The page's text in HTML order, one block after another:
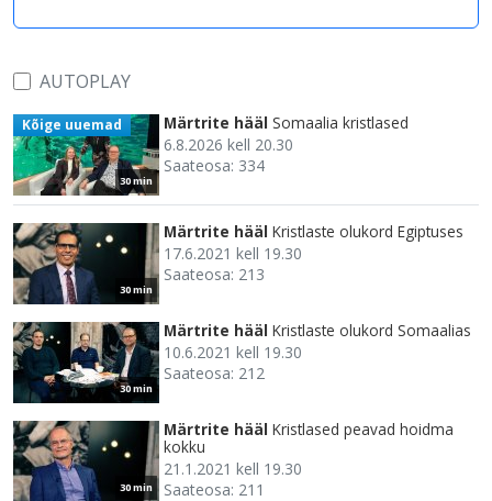
AUTOPLAY
30 min
Kõige uuemad Märtrite hääl Somaalia kristlased
6.8.2026 kell 20.30
Saateosa: 334
30 min
Märtrite hääl Kristlaste olukord Egiptuses
17.6.2021 kell 19.30
Saateosa: 213
30 min
Märtrite hääl Kristlaste olukord Somaalias
10.6.2021 kell 19.30
Saateosa: 212
30 min
Märtrite hääl Kristlased peavad hoidma
kokku
21.1.2021 kell 19.30
Saateosa: 211